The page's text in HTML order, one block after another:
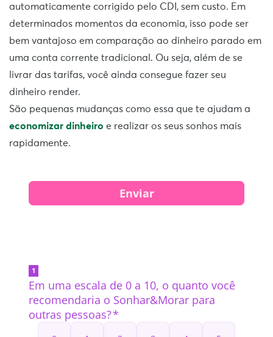
automaticamente corrigido pelo CDI, sem custo. Em
determinados momentos da economia, isso pode ser
bem vantajoso em comparação ao dinheiro parado em
uma conta corrente tradicional. Ou seja, além de se
livrar das tarifas, você ainda consegue fazer seu
dinheiro render.
São pequenas mudanças como essa que te ajudam a
economizar dinheiro e realizar os seus sonhos mais
rapidamente.